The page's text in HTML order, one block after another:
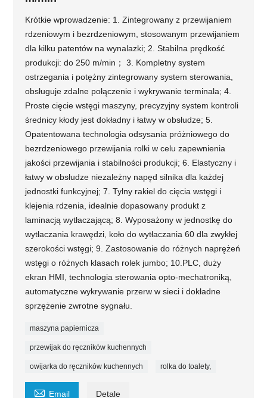
Krótkie wprowadzenie: 1. Zintegrowany z przewijaniem
rdzeniowym i bezrdzeniowym, stosowanym przewijaniem
dla kilku patentów na wynalazki; 2. Stabilna prędkość
produkcji: do 250 m/min； 3. Kompletny system
ostrzegania i potężny zintegrowany system sterowania,
obsługuje zdalne połączenie i wykrywanie terminala; 4.
Proste cięcie wstęgi maszyny, precyzyjny system kontroli
średnicy kłody jest dokładny i łatwy w obsłudze; 5.
Opatentowana technologia odsysania próżniowego do
bezrdzeniowego przewijania rolki w celu zapewnienia
jakości przewijania i stabilności produkcji; 6. Elastyczny i
łatwy w obsłudze niezależny napęd silnika dla każdej
jednostki funkcyjnej; 7. Tylny rakiel do cięcia wstęgi i
klejenia rdzenia, idealnie dopasowany produkt z
laminacją wytłaczającą; 8. Wyposażony w jednostkę do
wytłaczania krawędzi, koło do wytłaczania 60 dla zwykłej
szerokości wstęgi; 9. Zastosowanie do różnych naprężeń
wstęgi o różnych klasach rolek jumbo; 10.PLC, duży
ekran HMI, technologia sterowania opto-mechatroniką,
automatyczne wykrywanie przerw w sieci i dokładne
sprzężenie zwrotne sygnału.
maszyna papiernicza
przewijak do ręczników kuchennych
owijarka do ręczników kuchennych rolka do toalety,
 Email Detale